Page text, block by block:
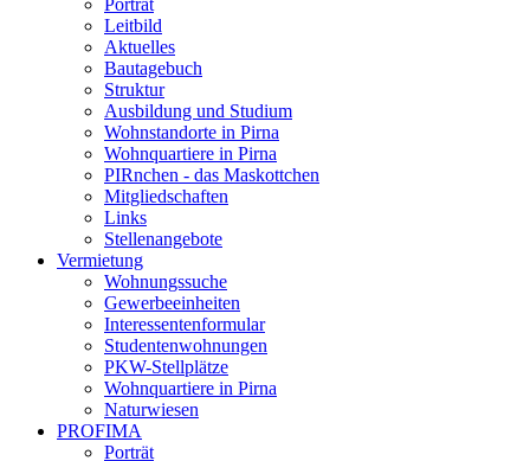
Leitbild
Aktuelles
Bautagebuch
Struktur
Ausbildung und Studium
Wohnstandorte in Pirna
Wohnquartiere in Pirna
PIRnchen - das Maskottchen
Mitgliedschaften
Links
Stellenangebote
Vermietung
Wohnungssuche
Gewerbeeinheiten
Interessentenformular
Studentenwohnungen
PKW-Stellplätze
Wohnquartiere in Pirna
Naturwiesen
PROFIMA
Porträt